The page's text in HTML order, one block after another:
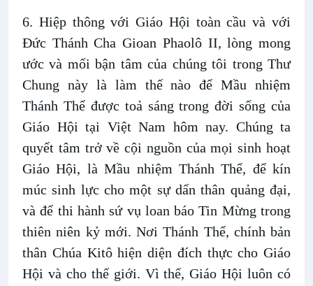
6. Hiệp thông với Giáo Hội toàn cầu và với
Đức Thánh Cha Gioan Phaolô II, lòng mong
ước và mối bận tâm của chúng tôi trong Thư
Chung này là làm thế nào để Mầu nhiệm
Thánh Thể được toả sáng trong đời sống của
Giáo Hội tại Việt Nam hôm nay. Chúng ta
quyết tâm trở về cội nguồn của mọi sinh hoạt
Giáo Hội, là Mầu nhiệm Thánh Thể, để kín
múc sinh lực cho một sự dấn thân quảng đại,
và để thi hành sứ vụ loan báo Tin Mừng trong
thiên niên kỷ mới. Nơi Thánh Thể, chính bản
thân Chúa Kitô hiện diện đích thực cho Giáo
Hội và cho thế giới. Vì thế, Giáo Hội luôn có